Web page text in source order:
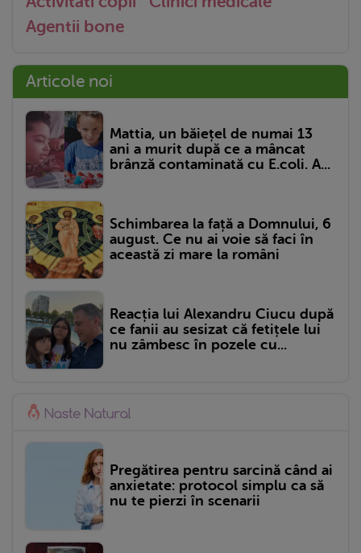
Agentii bone
Articole noi
Mattia, un băiețel de numai 13
ani a murit după ce a mâncat
brânză contaminată cu E.coli. A...
Schimbarea la față a Domnului, 6
august. Ce nu ai voie să faci în
această zi mare la români
Reacția lui Alexandru Ciucu după
ce fanii au sesizat că fetițele lui
nu zâmbesc în pozele cu...
Pregătirea pentru sarcină când ai
anxietate: protocol simplu ca să
nu te pierzi în scenarii